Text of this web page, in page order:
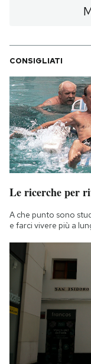
NEWSLETTER
I MIEI
SHOP
CALENDARIO
AREA
Area
Notifiche
Hai bisogno
Esci
CONSIGLIATI
Le ricerche per
A che punto sono
e farci vivere più a